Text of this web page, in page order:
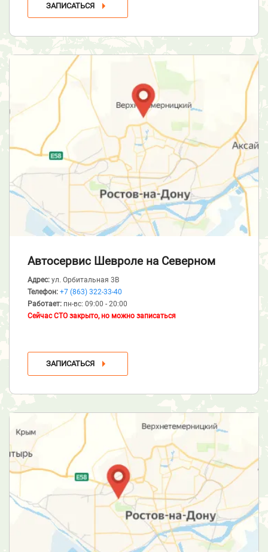
ЗАПИСАТЬСЯ
Автосервис Шевроле на Северном
Адрес: ул. Орбитальная 3В
Телефон: +7 (863) 322-33-40
Работает: пн-вс: 09:00 - 20:00
Сейчас СТО закрыто, но можно записаться
ЗАПИСАТЬСЯ